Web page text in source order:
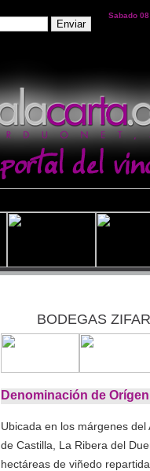
Sabado
BODEGAS
Denominación de
Ubicada en los márgenes
de Castilla, La Ribera del
hectáreas de viñedo